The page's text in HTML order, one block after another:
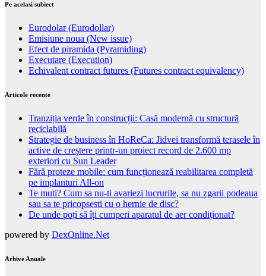
Pe acelasi subiect
Eurodolar (Eurodollar)
Emisiune noua (New issue)
Efect de piramida (Pyramiding)
Executare (Execution)
Echivalent contract futures (Futures contract equivalency)
Articole recente
Tranziția verde în construcții: Casă modernă cu structură
reciclabilă
Strategie de business în HoReCa: Jidvei transformă terasele în
active de creștere printr-un proiect record de 2.600 mp
exteriori cu Sun Leader
Fără proteze mobile: cum funcționează reabilitarea completă
pe implanturi All-on
Te muti? Cum sa nu-ti avariezi lucrurile, sa nu zgarii podeaua
sau sa te pricopsesti cu o hernie de disc?
De unde poți să îți cumperi aparatul de aer condiționat?
powered by DexOnline.Net
Arhive Anuale